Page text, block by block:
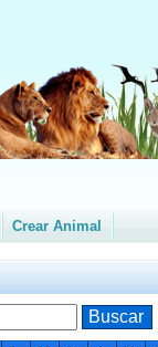
Crear Animal